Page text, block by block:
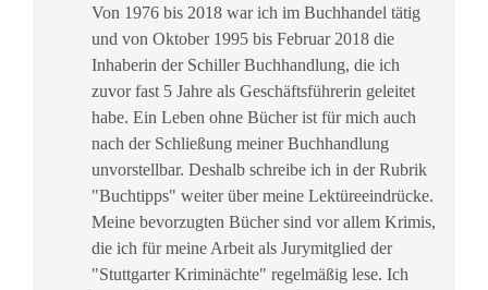
Von 1976 bis 2018 war ich im Buchhandel tätig
und von Oktober 1995 bis Februar 2018 die
Inhaberin der Schiller Buchhandlung, die ich
zuvor fast 5 Jahre als Geschäftsführerin geleitet
habe. Ein Leben ohne Bücher ist für mich auch
nach der Schließung meiner Buchhandlung
unvorstellbar. Deshalb schreibe ich in der Rubrik
"Buchtipps" weiter über meine Lektüreeindrücke.
Meine bevorzugten Bücher sind vor allem Krimis,
die ich für meine Arbeit als Jurymitglied der
"Stuttgarter Kriminächte" regelmäßig lese. Ich